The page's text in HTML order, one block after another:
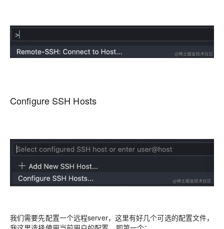
Configure SSH Hosts
我们需要先配置一个远程server，这里有好几个可选的配置文件，